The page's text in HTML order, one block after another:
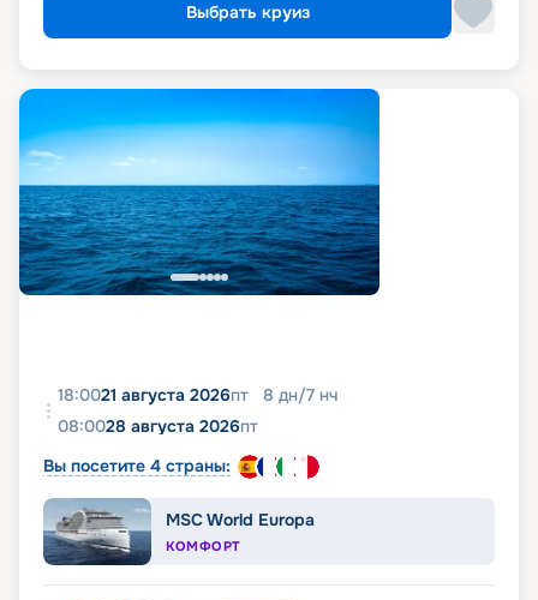
Выбрать круиз
18:0021 августа 2026пт 8 дн/7 нч
08:0028 августа 2026пт
Вы посетите 4 страны:
MSC World Europa
КОМФОРТ